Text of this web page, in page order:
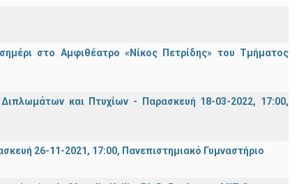
στο Αμφιθέατρο «Νίκος Πετρίδης» του Τμήματος
και Πτυχίων - Παρασκευή 18-03-2022, 17:00,
26-11-2021, 17:00, Πανεπιστημιακό Γυμναστήριο